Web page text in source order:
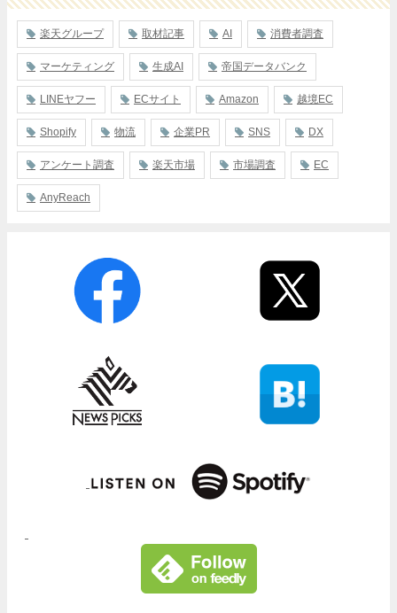
楽天グループ 取材記事 AI 消費者調査
マーケティング 生成AI 帝国データバンク
LINEヤフー ECサイト Amazon 越境EC
Shopify 物流 企業PR SNS DX
アンケート調査 楽天市場 市場調査 EC
AnyReach